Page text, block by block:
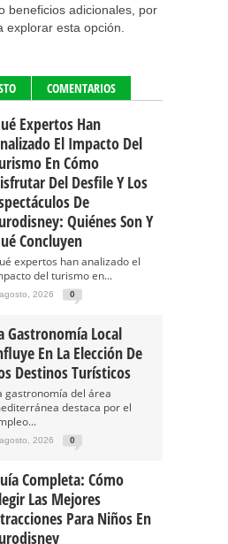
beneficios adicionales, por
explorar esta opción.
COMENTARIOS
Expertos Han
El Impacto Del
En Cómo
Del Desfile Y Los
De
Quiénes Son Y
Concluyen
expertos han analizado el
del turismo en...
2026 0
Gastronomía Local
En La Elección De
Destinos Turísticos
gastronomía del área
destaca por el
2026 0
Completa: Cómo
Las Mejores
Para Niños En